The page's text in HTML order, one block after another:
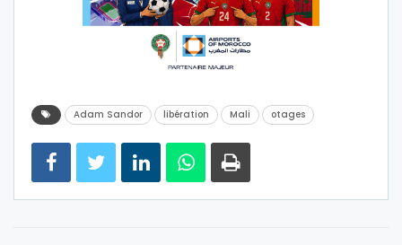
Adam Sandor libération Mali otages